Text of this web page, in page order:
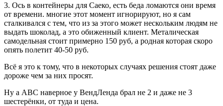
3. Ось в контейнеры для Саеко, есть беда ломаются они время
от времени. многие этот момент игнорируют, но я сам
сталкивался с тем, что из за этого может нескольким людям не
выдать шоколад, а это обиженный клиент. Металическая
самодельная стоит примерно 150 руб, а родная которая скоро
опять полетит 40-50 руб.
Всё я это к тому, что в некоторых случаях решения стоят даже
дороже чем за них просят.
Ну а АВС наверное у ВендЛенда брал не 2 и даже не 3
шестерёнки, от туда и цена.